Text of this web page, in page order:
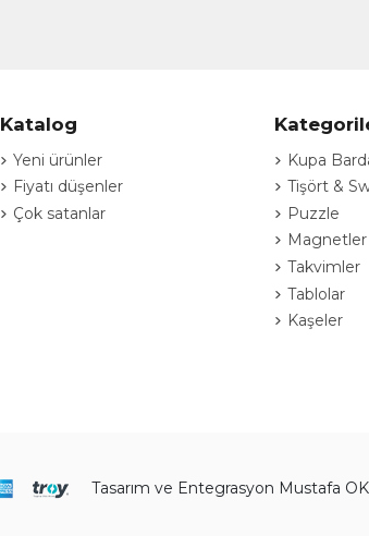
Katalog
Yeni ürünler
Fiyatı düşenler
Çok satanlar
Kupa
Tişört &
Puzzle
Magnetler
Takvimler
Tablolar
Kaşeler
Tasarım ve Entegrasyon Mustafa